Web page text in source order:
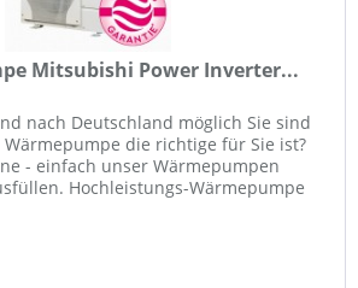
Mitsubishi Power Inverter...
nach Deutschland möglich Sie sind
die richtige für Sie ist?
- einfach unser Wärmepumpen
Hochleistungs-Wärmepumpe